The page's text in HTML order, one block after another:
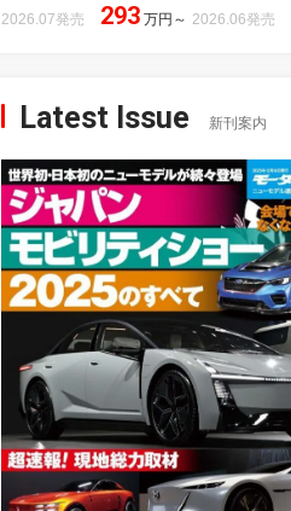
2026.07発売 293 万円 ～ 2026.06発売
Latest Issue 新刊案内